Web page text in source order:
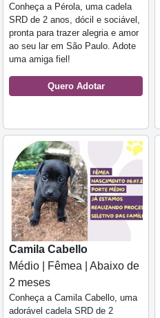
Conheça a Pérola, uma cadela
SRD de 2 anos, dócil e sociável,
pronta para trazer alegria e amor
ao seu lar em São Paulo. Adote
uma amiga fiel!
Quero Adotar
Camila Cabello
Médio | Fêmea | Abaixo de
2 meses
Conheça a Camila Cabello, uma
adorável cadela SRD de 2